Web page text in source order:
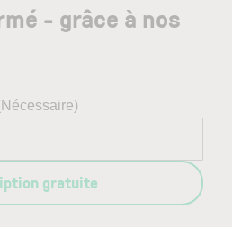
- grâce à nos
gratuite